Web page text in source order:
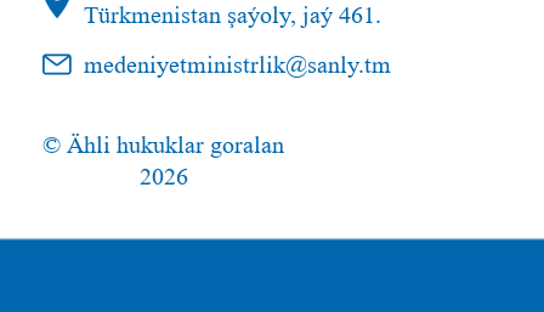
Türkmenistan şaýoly, jaý 461.
medeniyetministrlik@sanly.tm
© Ähli hukuklar goralan
2026